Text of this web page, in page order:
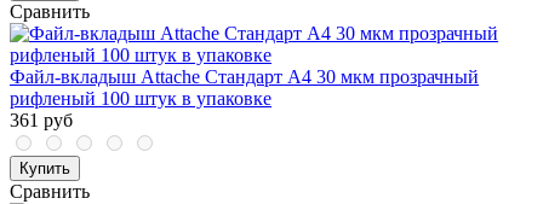
Сравнить
Файл-вкладыш Attache Стандарт А4 30 мкм прозрачный
рифленый 100 штук в упаковке
361 руб
Купить
Сравнить